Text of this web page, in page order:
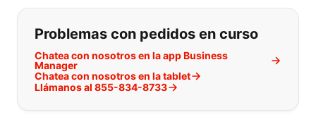
Problemas con pedidos en curso
Chatea con nosotros en la app Business
Manager
Chatea con nosotros en la tablet
Llámanos al 855-834-8733